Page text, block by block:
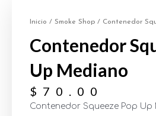
Inicio / Smoke Shop / Contenedor
Contenedor
Up Mediano
$ 70.00
Contenedor Squeeze Pop Up